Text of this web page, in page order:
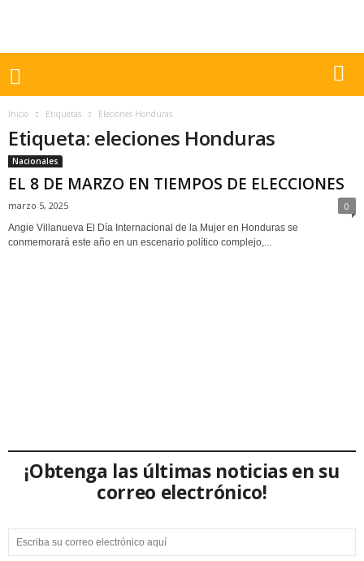
Inicio Etiquetas Eleciones Honduras
Etiqueta: eleciones Honduras
Nacionales
EL 8 DE MARZO EN TIEMPOS DE ELECCIONES
marzo 5, 2025 0
Angie Villanueva El Día Internacional de la Mujer en Honduras se
conmemorará este año en un escenario político complejo,...
¡Obtenga las últimas noticias en su
correo electrónico!